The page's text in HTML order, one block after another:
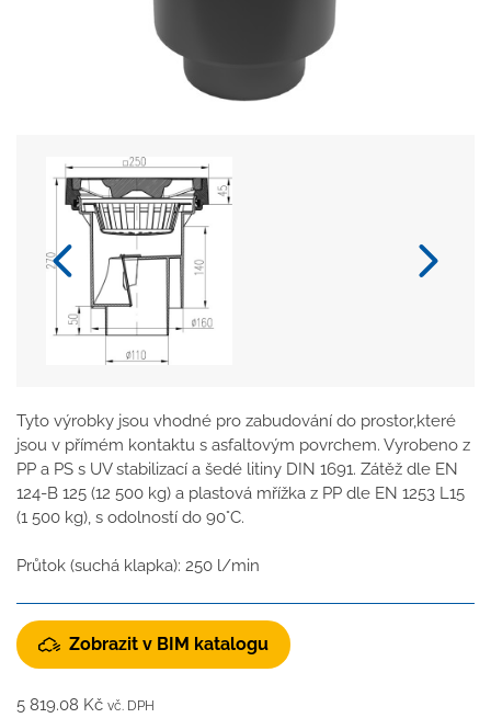
Tyto výrobky jsou vhodné pro zabudování do prostor,které
jsou v přímém kontaktu s asfaltovým povrchem. Vyrobeno z
PP a PS s UV stabilizací a šedé litiny DIN 1691. Zátěž dle EN
124-B 125 (12 500 kg) a plastová mřížka z PP dle EN 1253 L15
(1 500 kg), s odolností do 90°C.
Průtok (suchá klapka): 250 l/min
Zobrazit v BIM katalogu
5 819.08 Kč vč. DPH